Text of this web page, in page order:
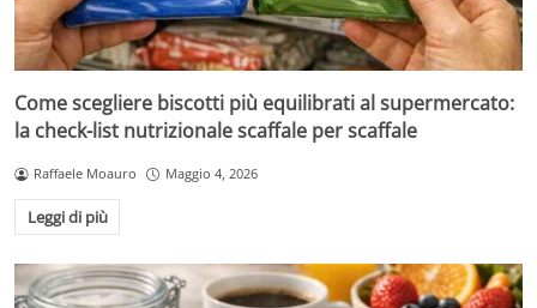
Come scegliere biscotti più equilibrati al supermercato:
la check-list nutrizionale scaffale per scaffale
Raffaele Moauro Maggio 4, 2026
Leggi di più